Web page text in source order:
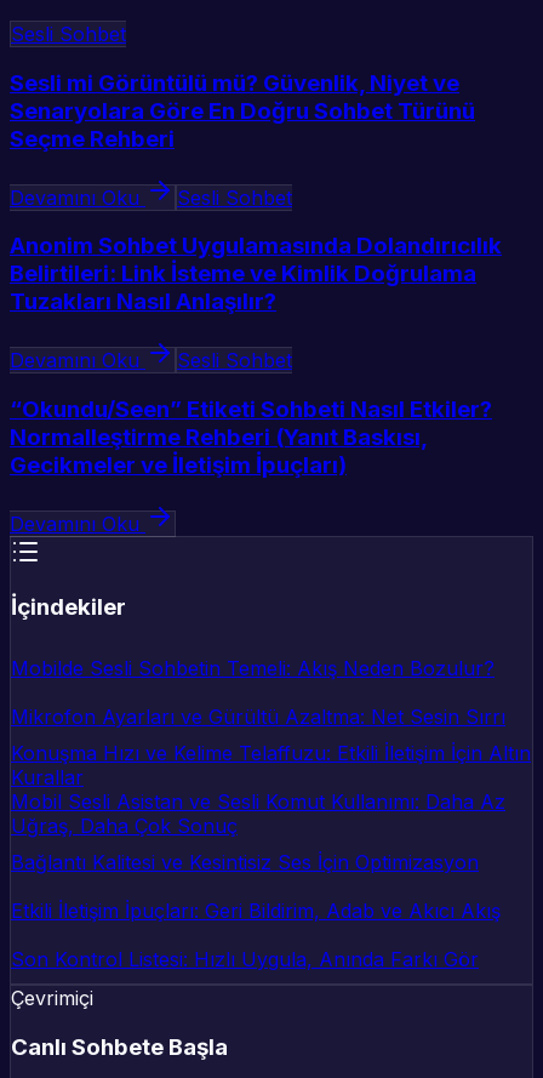
Sesli Sohbet
Sesli mi Görüntülü mü? Güvenlik, Niyet ve
Senaryolara Göre En Doğru Sohbet Türünü
Seçme Rehberi
Devamını Oku Sesli Sohbet
Anonim Sohbet Uygulamasında Dolandırıcılık
Belirtileri: Link İsteme ve Kimlik Doğrulama
Tuzakları Nasıl Anlaşılır?
Devamını Oku Sesli Sohbet
“Okundu/Seen” Etiketi Sohbeti Nasıl Etkiler?
Normalleştirme Rehberi (Yanıt Baskısı,
Gecikmeler ve İletişim İpuçları)
Devamını Oku
İçindekiler
Mobilde Sesli Sohbetin Temeli: Akış Neden Bozulur?
Mikrofon Ayarları ve Gürültü Azaltma: Net Sesin Sırrı
Konuşma Hızı ve Kelime Telaffuzu: Etkili İletişim İçin Altın
Kurallar
Mobil Sesli Asistan ve Sesli Komut Kullanımı: Daha Az
Uğraş, Daha Çok Sonuç
Bağlantı Kalitesi ve Kesintisiz Ses İçin Optimizasyon
Etkili İletişim İpuçları: Geri Bildirim, Adab ve Akıcı Akış
Son Kontrol Listesi: Hızlı Uygula, Anında Farkı Gör
Çevrimiçi
Canlı Sohbete Başla